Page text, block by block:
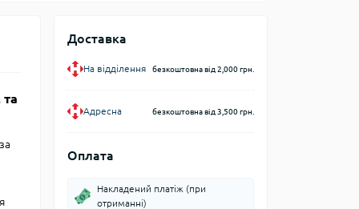
Доставка
На відділення безкоштовна від 2,000 грн.
Адресна безкоштовна від 3,500 грн.
Оплата
Накладений платіж (при
отриманні)